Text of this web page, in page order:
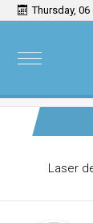
Thursday,